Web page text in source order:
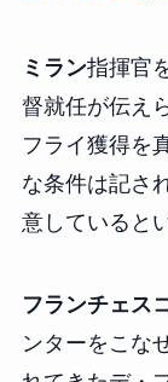
ミラン指揮官
督就任が伝え
フライ獲得を
な条件は記さ
意していると
フランチェス
ンターをこな